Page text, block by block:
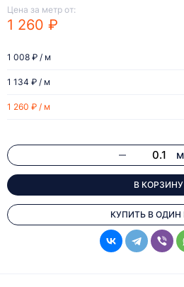
Цена за метр от:
1 260 ₽
1 260 ₽ / м
1 134 ₽ / м
1 008 ₽ / м
м
В КОРЗИНУ
КУПИТЬ В ОДИН